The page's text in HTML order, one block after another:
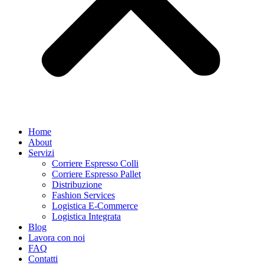
Home
About
Servizi
Corriere Espresso Colli
Corriere Espresso Pallet
Distribuzione
Fashion Services
Logistica E-Commerce
Logistica Integrata
Blog
Lavora con noi
FAQ
Contatti